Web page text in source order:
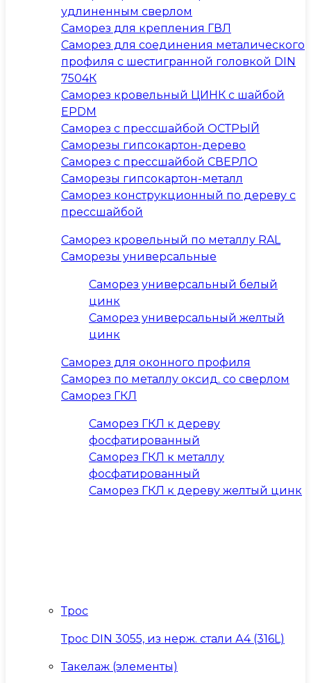
удлиненным сверлом
Саморез для крепления ГВЛ
Саморез для соединения металического
профиля с шестигранной головкой DIN
7504К
Саморез кровельный ЦИНК с шайбой
EPDM
Саморез с прессшайбой ОСТРЫЙ
Саморезы гипсокартон-дерево
Саморез с прессшайбой СВЕРЛО
Саморезы гипсокартон-металл
Саморез конструкционный по дереву с
прессшайбой
Саморез кровельный по металлу RAL
Саморезы универсальные
Саморез универсальный белый
цинк
Саморез универсальный желтый
цинк
Саморез для оконного профиля
Саморез по металлу оксид. со сверлом
Саморез ГКЛ
Саморез ГКЛ к дереву
фосфатированный
Саморез ГКЛ к металлу
фосфатированный
Саморез ГКЛ к дереву желтый цинк
Трос
Трос DIN 3055, из нерж. стали А4 (316L)
Такелаж (элементы)